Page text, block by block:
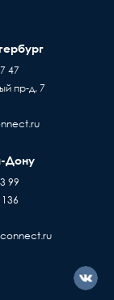
47
пр-д, 7
Дону
99